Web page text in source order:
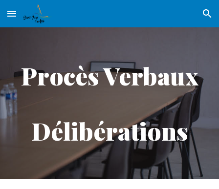
Skip to main content Skip to navigation
Procès Verbaux
Délibérations